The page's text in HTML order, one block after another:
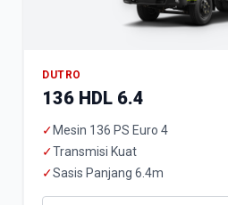
DUTRO
136 HDL 6.4
✓ Mesin 136 PS Euro 4
✓Transmisi Kuat
✓Sasis Panjang 6.4m